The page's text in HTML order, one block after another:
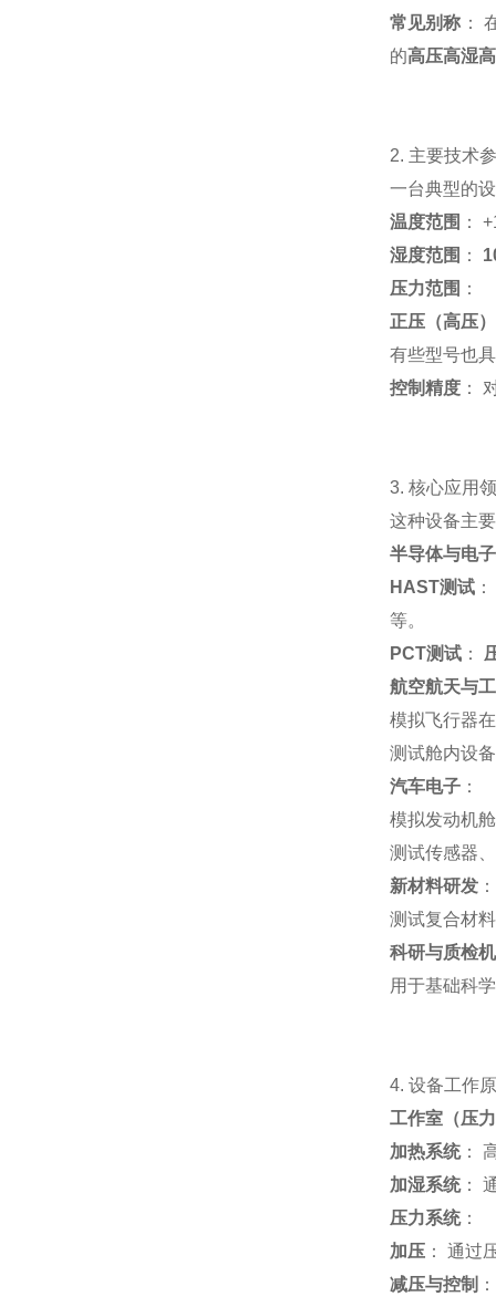
常见别称 ：
的高压高湿
2. 主要技术
一台典型的
温度范围 ：
湿度范围 ：
压力范围 ：
正压（高压）
有些型号也
控制精度：
3. 核心应用
这种设备主
半导体与电
HAST测试：
等。
PCT测试：
航空航天与工
模拟飞行器
测试舱内设
汽车电子：
模拟发动机
测试传感器
新材料研发：
测试复合材
科研与质检
用于基础科
4. 设备工作
工作室（压
加热系统：
加湿系统：
压力系统：
加压： 通过
减压与控制